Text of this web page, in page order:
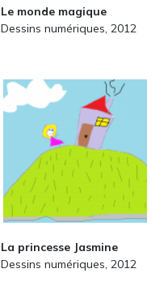
Le monde magique
Dessins numériques, 2012
La princesse Jasmine
Dessins numériques, 2012